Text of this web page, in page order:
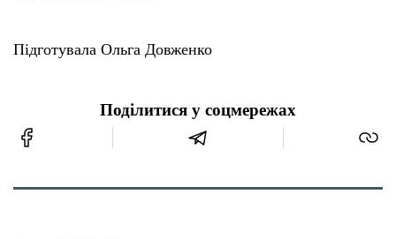
Підготувала Ольга Довженко
Поділитися у соцмережах